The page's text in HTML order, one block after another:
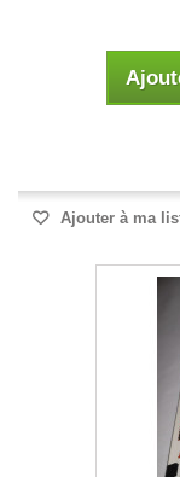
Ajouter à ma